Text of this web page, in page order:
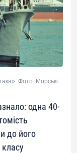
Фото: Морські
одна 40-
до його